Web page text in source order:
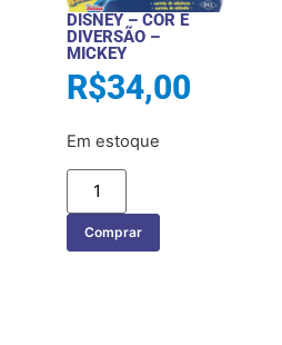
DISNEY – COR E
DIVERSÃO –
MICKEY
R$34,00
Em estoque
Comprar